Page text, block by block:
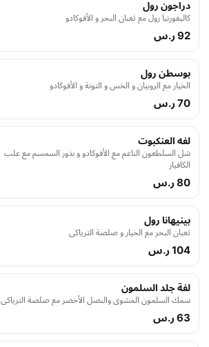
دراجون رول
كاليفورنيا رول مع ثعبان البحر و الأفوكادو
92 ر.س
بوسطن رول
الخيار مع الروبيان و الخس و التونة و الأفوكادو
70 ر.س
لفه العنكبوت
شل السلطعون الناعم مع الأفوكادو و بذور السمسم مع علب
الكافيار
80 ر.س
بينيهانا رول
تعبان البحر مع الخيار و صلصة الترياكي
104 ر.س
لفة جلد السلمون
سمك السلمون المشوي والبصل الأخضر مع صلصة الترياكي
63 ر.س